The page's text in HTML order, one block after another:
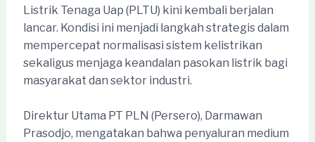
Listrik Tenaga Uap (PLTU) kini kembali berjalan
lancar. Kondisi ini menjadi langkah strategis dalam
mempercepat normalisasi sistem kelistrikan
sekaligus menjaga keandalan pasokan listrik bagi
masyarakat dan sektor industri.
Direktur Utama PT PLN (Persero), Darmawan
Prasodjo, mengatakan bahwa penyaluran medium